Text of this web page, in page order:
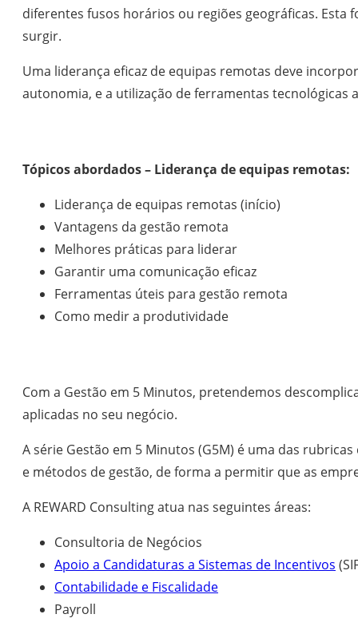
diferentes fusos horários ou regiões geográficas. Esta
surgir.
Uma liderança eficaz de equipas remotas deve
autonomia, e a utilização de ferramentas tecnológicas
Tópicos abordados – Liderança de equipas remotas:
Liderança de equipas remotas (início)
Vantagens da gestão remota
Melhores práticas para liderar
Garantir uma comunicação eficaz
Ferramentas úteis para gestão remota
Como medir a produtividade
Com a Gestão em 5 Minutos, pretendemos
aplicadas no seu negócio.
A série Gestão em 5 Minutos (G5M) é uma das
e métodos de gestão, de forma a permitir que as
A REWARD Consulting atua nas seguintes áreas:
Consultoria de Negócios
Apoio a Candidaturas a Sistemas de Incentivos
Contabilidade e Fiscalidade
Payroll